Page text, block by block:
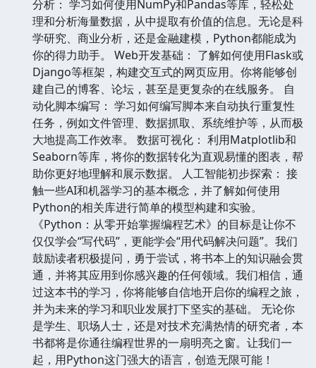
分析： 学习如何使用NumPy和Pandas等库，轻松处
理和分析海量数据，从中提取有价值的信息。无论是科
学研究、商业分析，还是金融建模，Python都能成为
你的得力助手。 Web开发基础： 了解如何使用Flask或
Django等框架，构建交互式的网页应用。你将能够创
建自己的博客、论坛，甚至是更复杂的在线服务。 自
动化脚本编写： 学习如何编写脚本来自动执行重复性
任务，例如文件管理、数据抓取、系统维护等，从而极
大地提高工作效率。 数据可视化： 利用Matplotlib和
Seaborn等库，将你的数据转化为直观易懂的图表，帮
助你更好地理解和展示数据。 人工智能初步探索： 接
触一些AI和机器学习的基本概念，并了解如何使用
Python的相关库进行简单的模型构建和实验。
《Python：从零开始掌握编程艺术》的目标是让你不
仅仅学会“写代码”，更能学会“用代码解决问题”。我们
鼓励读者积极提问，勇于尝试，将书本上的知识融会贯
通，并将其应用到你感兴趣的任何领域。我们相信，通
过这本书的学习，你将能够自信地开启你的编程之旅，
并为未来的学习和职业发展打下坚实的基础。 无论你
是学生、职场人士，还是对技术充满热情的研究者，本
书都将是你通往编程世界的一扇明亮之窗。让我们一
起，用Python这门强大的语言，创造无限可能！